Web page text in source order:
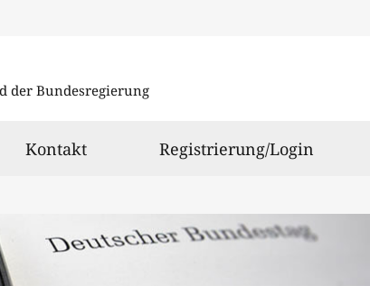
der Bundesregierung
Kontakt Registrierung/Login